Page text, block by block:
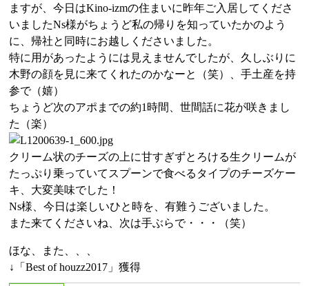
ますが、今日はKino-izmの住まいに昨年ご入居してくださ
いましたNs様がちょうど私の帰りを知っていたかのよう
に、帰社と同時にお越しくださいました。
特に用があったようには見えませんでしたが、久しぶりに
木野の顔を見に来てくれたのかなーと（笑）、手土産を持
参で（嬉）
ちょうど次のアポまでの約1時間、世間話に花が咲きまし
た（楽）
クリーム状のチーズの上に甘すぎずとろける生クリームが
たっぷり乗っていてスプーンで食べるタイプのチーズケー
キ、大変美味でした！
Ns様、今日は楽しいひと時を、有難うございました。
また来てくださいね、次は手ぶらで・・・（笑）
ほな、また、、、
↓「Best of houzz2017」獲得